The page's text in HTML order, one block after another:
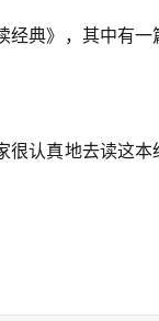
经典》，其中有一
认真地去读这本